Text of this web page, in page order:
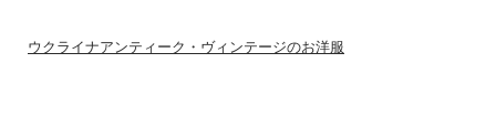
ウクライナアンティーク・ヴィンテージのお洋服